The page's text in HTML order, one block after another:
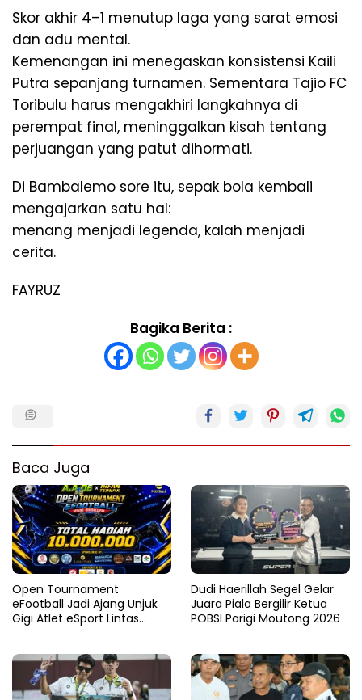
Skor akhir 4–1 menutup laga yang sarat emosi
dan adu mental.
Kemenangan ini menegaskan konsistensi Kaili
Putra sepanjang turnamen. Sementara Tajio FC
Toribulu harus mengakhiri langkahnya di
perempat final, meninggalkan kisah tentang
perjuangan yang patut dihormati.
Di Bambalemo sore itu, sepak bola kembali
mengajarkan satu hal:
menang menjadi legenda, kalah menjadi
cerita.
FAYRUZ
Bagika Berita :
Baca Juga
Open Tournament
eFootball Jadi Ajang Unjuk
Gigi Atlet eSport Lintas
Dudi Haerillah Segel Gelar
Juara Piala Bergilir Ketua
POBSI Parigi Moutong 2026